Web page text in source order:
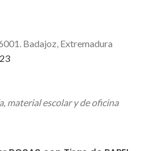
Badajoz, Extremadura
material escolar y de oficina